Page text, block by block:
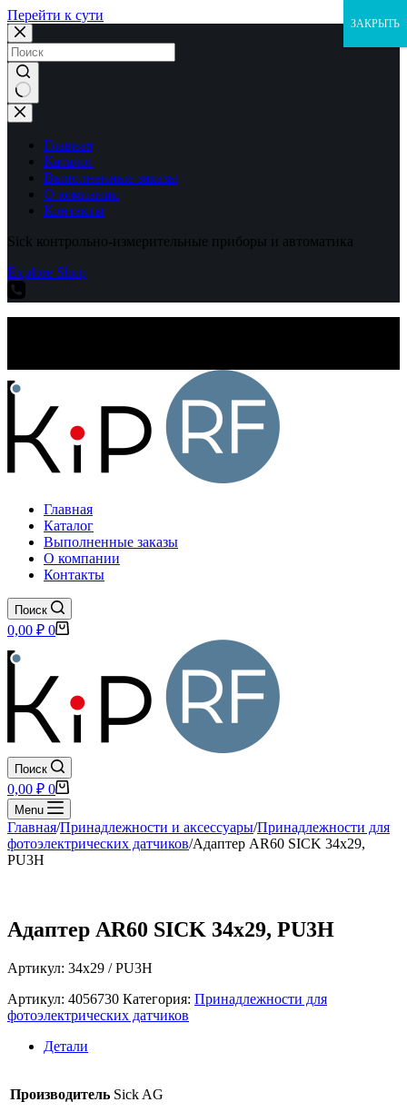
Перейти к сути
Ничего
не
найденоГлавная
Каталог
Выполненные заказы
О компании
Контакты
Sick контрольно-измерительные приборы и автоматика
Explore Shop
Главная
Каталог
Выполненные заказы
О компании
Контакты
Поиск
Корзина
0,00 ₽ 0
Поиск
Корзина
0,00 ₽ 0
Menu
Главная/Принадлежности и аксессуары/Принадлежности для
фотоэлектрических датчиков/Адаптер AR60 SICK 34х29,
PU3H
Адаптер AR60 SICK 34х29, PU3H
Артикул: 34х29 / PU3H
Артикул: 4056730 Категория: Принадлежности для
фотоэлектрических датчиков
Детали
Производитель Sick AG
ЗАКРЫТЬ